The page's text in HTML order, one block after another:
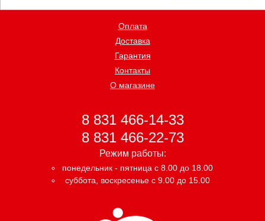
Оплата
Доставка
Гарантия
Контакты
О магазине
8 831 466-14-33
8 831 466-22-73
Режим работы:
понедельник - пятница с 8.00 до 18.00
суббота, воскресенье с 9.00 до 15.00